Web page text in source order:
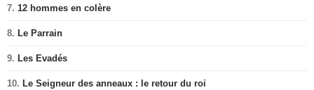
7. 12 hommes en colère
8. Le Parrain
9. Les Evadés
10. Le Seigneur des anneaux : le retour du roi